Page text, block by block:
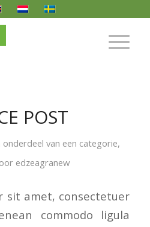
POST
onderdeel van een categorie,
edzeagranew
sit amet, consectetuer
commodo ligula